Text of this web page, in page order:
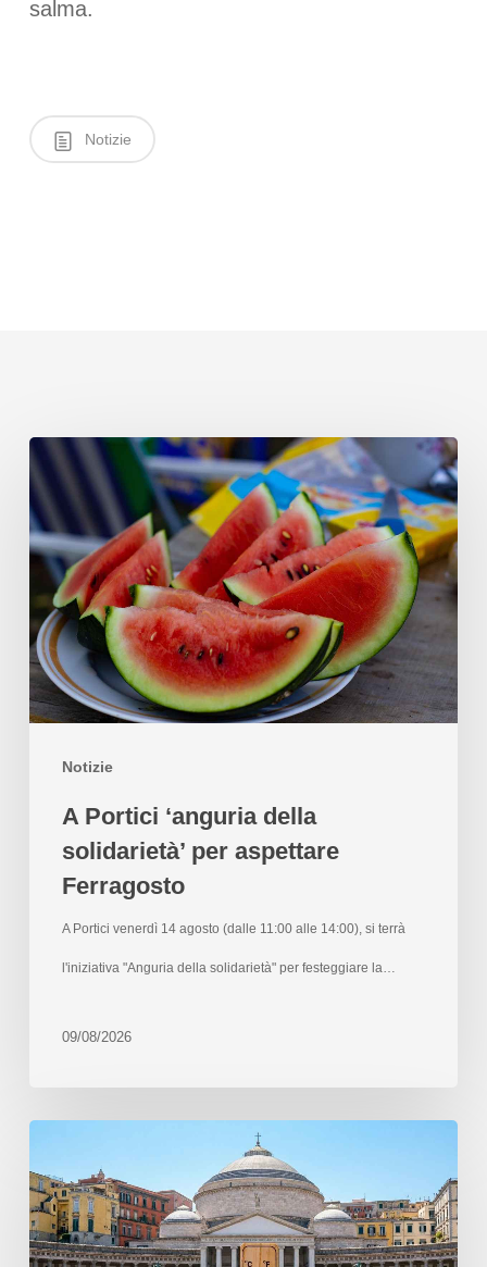
salma.
Notizie
Notizie
A Portici ‘anguria della
solidarietà’ per aspettare
Ferragosto
A Portici venerdì 14 agosto (dalle 11:00 alle 14:00), si terrà
l'iniziativa "Anguria della solidarietà" per festeggiare la…
09/08/2026